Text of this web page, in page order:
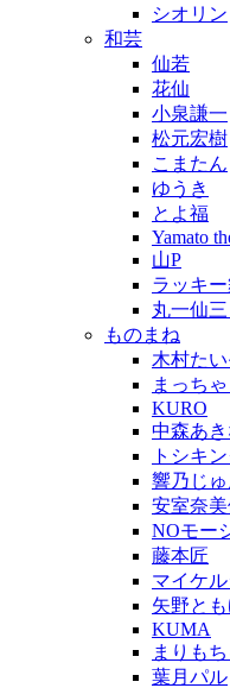
シオリン
和芸
仙若
花仙
小泉謙一
松元宏樹
こまたん
ゆうき
とよ福
Yamato
山P
ラッキ
丸一仙
ものまね
木村たい
まっちゃ
KURO
中森あ
トシキ
響乃じ
安室奈美
NOモー
藤本匠
マイケ
矢野とも
KUMA
まりも
葉月パル